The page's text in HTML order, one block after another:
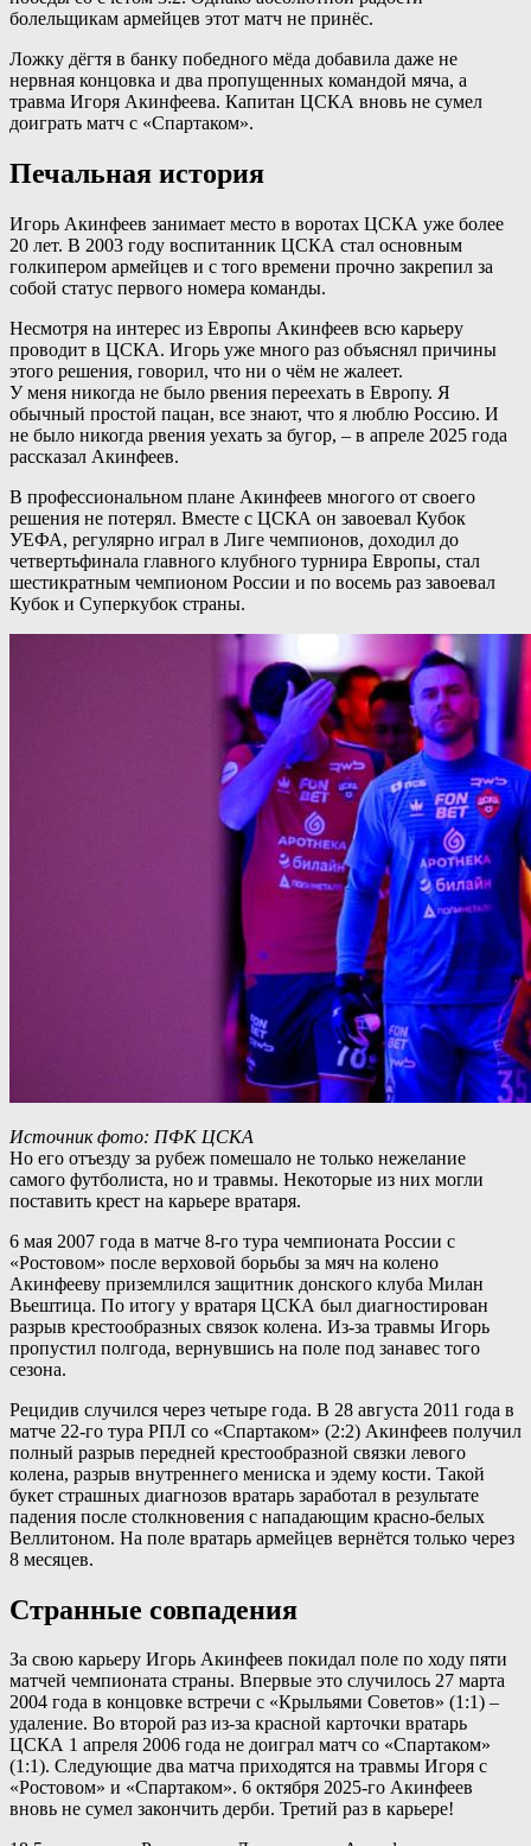
болельщикам армейцев этот матч не принёс.
Ложку дёгтя в банку победного мёда добавила даже не
нервная концовка и два пропущенных командой мяча, а
травма Игоря Акинфеева. Капитан ЦСКА вновь не сумел
доиграть матч с «Спартаком».
Печальная история
Игорь Акинфеев занимает место в воротах ЦСКА уже более
20 лет. В 2003 году воспитанник ЦСКА стал основным
голкипером армейцев и с того времени прочно закрепил за
собой статус первого номера команды.
Несмотря на интерес из Европы Акинфеев всю карьеру
проводит в ЦСКА. Игорь уже много раз объяснял причины
этого решения, говорил, что ни о чём не жалеет.
У меня никогда не было рвения переехать в Европу. Я
обычный простой пацан, все знают, что я люблю Россию. И
не было никогда рвения уехать за бугор, – в апреле 2025 года
рассказал Акинфеев.
В профессиональном плане Акинфеев многого от своего
решения не потерял. Вместе с ЦСКА он завоевал Кубок
УЕФА, регулярно играл в Лиге чемпионов, доходил до
четвертьфинала главного клубного турнира Европы, стал
шестикратным чемпионом России и по восемь раз завоевал
Кубок и Суперкубок страны.
Источник фото: ПФК ЦСКА
Но его отъезду за рубеж помешало не только нежелание
самого футболиста, но и травмы. Некоторые из них могли
поставить крест на карьере вратаря.
6 мая 2007 года в матче 8-го тура чемпионата России с
«Ростовом» после верховой борьбы за мяч на колено
Акинфееву приземлился защитник донского клуба Милан
Вьештица. По итогу у вратаря ЦСКА был диагностирован
разрыв крестообразных связок колена. Из-за травмы Игорь
пропустил полгода, вернувшись на поле под занавес того
сезона.
Рецидив случился через четыре года. В 28 августа 2011 года в
матче 22-го тура РПЛ со «Спартаком» (2:2) Акинфеев получил
полный разрыв передней крестообразной связки левого
колена, разрыв внутреннего мениска и эдему кости. Такой
букет страшных диагнозов вратарь заработал в результате
падения после столкновения с нападающим красно-белых
Веллитоном. На поле вратарь армейцев вернётся только через
8 месяцев.
Странные совпадения
За свою карьеру Игорь Акинфеев покидал поле по ходу пяти
матчей чемпионата страны. Впервые это случилось 27 марта
2004 года в концовке встречи с «Крыльями Советов» (1:1) –
удаление. Во второй раз из-за красной карточки вратарь
ЦСКА 1 апреля 2006 года не доиграл матч со «Спартаком»
(1:1). Следующие два матча приходятся на травмы Игоря с
«Ростовом» и «Спартаком». 6 октября 2025-го Акинфеев
вновь не сумел закончить дерби. Третий раз в карьере!